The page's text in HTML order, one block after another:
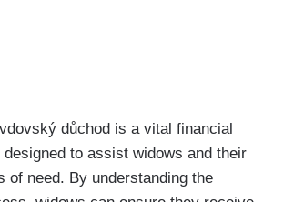
důchod is a vital financial
to assist widows and their
of need. By understanding the